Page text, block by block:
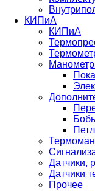
КИПиА
КИПиА
Датчики,
Датчики
Прочее